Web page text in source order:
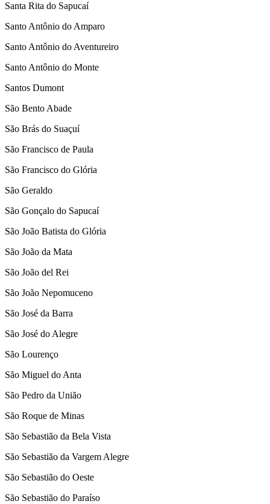
Santa Rita do Sapucaí
Santo Antônio do Amparo
Santo Antônio do Aventureiro
Santo Antônio do Monte
Santos Dumont
São Bento Abade
São Brás do Suaçuí
São Francisco de Paula
São Francisco do Glória
São Geraldo
São Gonçalo do Sapucaí
São João Batista do Glória
São João da Mata
São João del Rei
São João Nepomuceno
São José da Barra
São José do Alegre
São Lourenço
São Miguel do Anta
São Pedro da União
São Roque de Minas
São Sebastião da Bela Vista
São Sebastião da Vargem Alegre
São Sebastião do Oeste
São Sebastião do Paraíso